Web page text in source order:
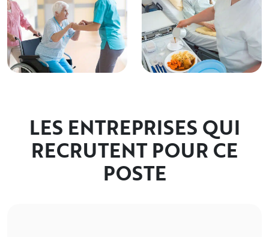
LES ENTREPRISES QUI
RECRUTENT POUR CE
POSTE